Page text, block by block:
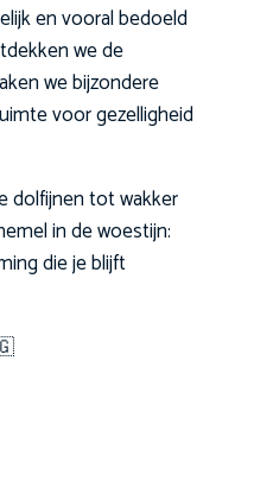
en vooral bedoeld
we de
we bijzondere
voor gezelligheid
dolfijnen tot wakker
in de woestijn:
die je blijft